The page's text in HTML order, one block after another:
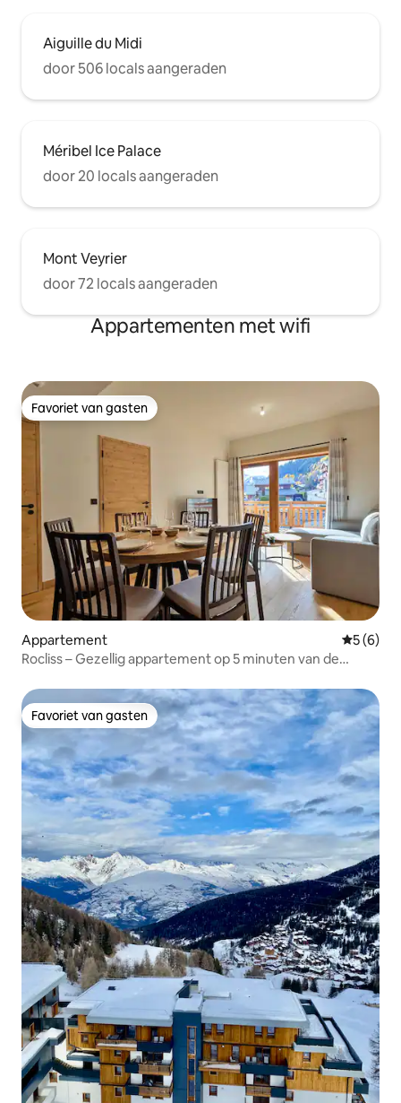
Aiguille du Midi
door 506 locals aangeraden
Méribel Ice Palace
door 20 locals aangeraden
Mont Veyrier
door 72 locals aangeraden
Appartementen met wifi
Favoriet van gasten
Favoriet van gasten
Appartement
5 (6)
Rocliss – Gezellig appartement op 5 minuten van de
Favoriet van gasten
Favoriet van gasten